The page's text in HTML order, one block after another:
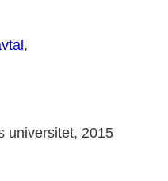
universitet, 2015